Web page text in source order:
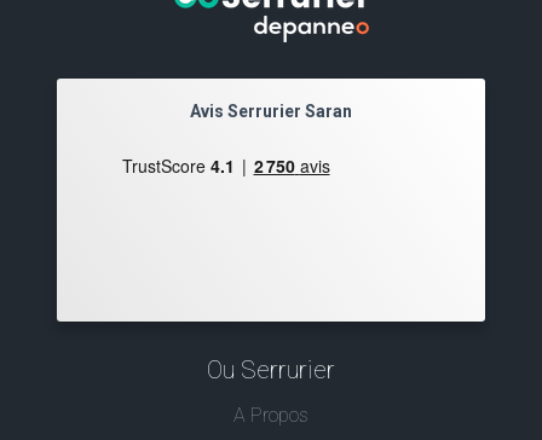
Avis Serrurier Saran
Ou Serrurier
A Propos